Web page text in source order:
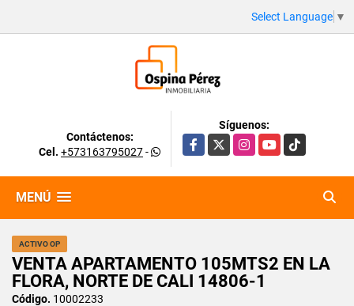
Select Language ▼
Contáctenos:
Cel. +573163795027-
Síguenos:
Facebook
X InstagramYouTubeTikTok
MENÚ
ACTIVO OP
VENTA APARTAMENTO 105MTS2 EN LA
FLORA, NORTE DE CALI 14806-1
Código. 10002233